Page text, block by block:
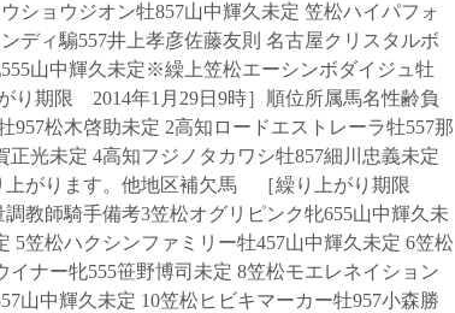
ョウジオン牡857山中輝久未定 笠松ハイパフォ
ディ騸557井上孝彦佐藤友則 名古屋クリスタルボ
山中輝久未定※繰上笠松エーシンボダイジュ牡
期限 2014年1月29日9時］順位所属馬名性齢負
松木啓助未定 2高知ロードエストレーラ牡557那
光未定 4高知フジノタカワシ牡857細川忠義未定
上がります。他地区補欠馬 ［繰り上がり期限
教師騎手備考3笠松オグリピンク牝655山中輝久未
5笠松ハクシンファミリー牡457山中輝久未定 6笠松
ナー牝555笹野博司未定 8笠松モエレネイション
山中輝久未定 10笠松ヒビキマーカー牡957小森勝